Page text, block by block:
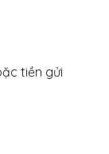
tiền gửi